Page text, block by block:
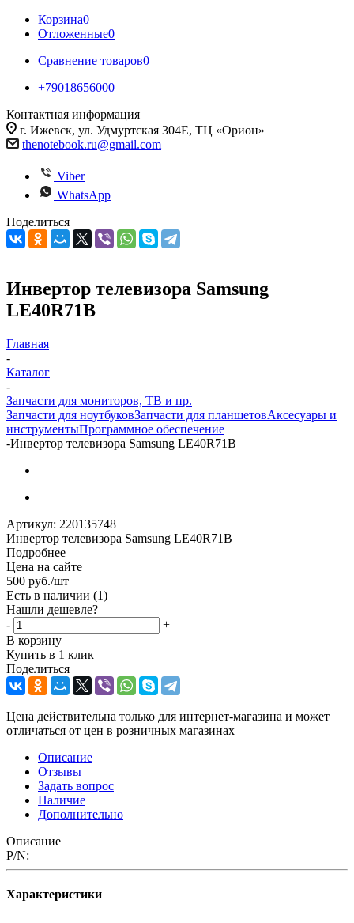
Корзина0
Отложенные0
Сравнение товаров0
+79018656000
Контактная информация
г. Ижевск, ул. Удмуртская 304Е, ТЦ «Орион»
thenotebook.ru@gmail.com
Viber
WhatsApp
Поделиться
Инвертор телевизора Samsung
LE40R71B
Главная
-
Каталог
-
Запчасти для мониторов, ТВ и пр.
Запчасти для ноутбуковЗапчасти для планшетовАксесуары и
инструментыПрограммное обеспечение
-Инвертор телевизора Samsung LE40R71B
Артикул: 220135748
Инвертор телевизора Samsung LE40R71B
Подробнее
Цена на сайте
500 руб./шт
Есть в наличии (1)
Нашли дешевле?
-
+
В корзину
Купить в 1 клик
Поделиться
Цена действительна только для интернет-магазина и может
отличаться от цен в розничных магазинах
Описание
Отзывы
Задать вопрос
Наличие
Дополнительно
Описание
P/N:
Характеристики